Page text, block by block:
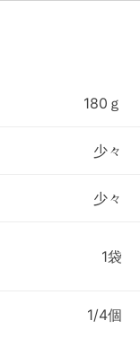
180ｇ
少々
少々
1袋
1/4個